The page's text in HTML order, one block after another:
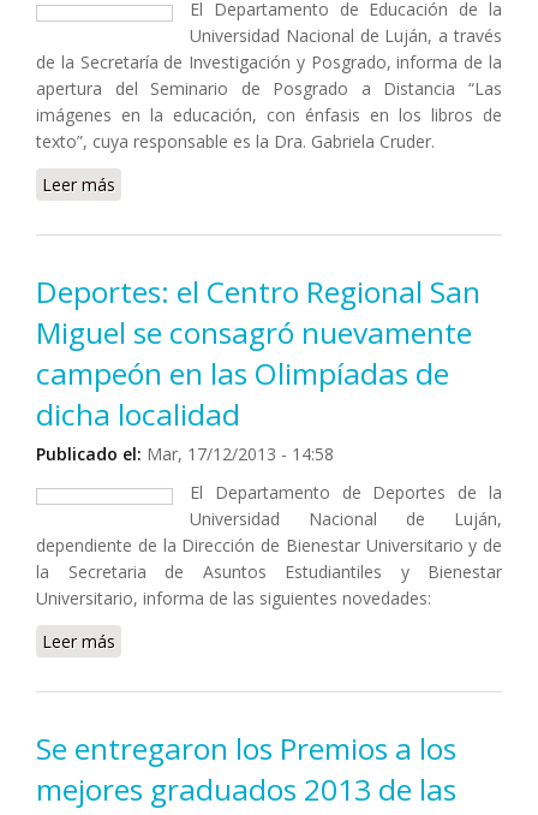
El Departamento de Educación de la
Universidad Nacional de Luján, a través
de la Secretaría de Investigación y Posgrado, informa de la
apertura del Seminario de Posgrado a Distancia “Las
imágenes en la educación, con énfasis en los libros de
texto”, cuya responsable es la Dra. Gabriela Cruder.
Leer más
Deportes: el Centro Regional San
Miguel se consagró nuevamente
campeón en las Olimpíadas de
dicha localidad
Publicado el: Mar, 17/12/2013 - 14:58
El Departamento de Deportes de la
Universidad Nacional de Luján,
dependiente de la Dirección de Bienestar Universitario y de
la Secretaria de Asuntos Estudiantiles y Bienestar
Universitario, informa de las siguientes novedades:
Leer más
dicha localidad
Se entregaron los Premios a los
mejores graduados 2013 de las